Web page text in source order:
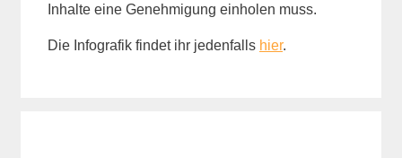
Inhalte eine Genehmigung einholen muss.
Die Infografik findet ihr jedenfalls hier.